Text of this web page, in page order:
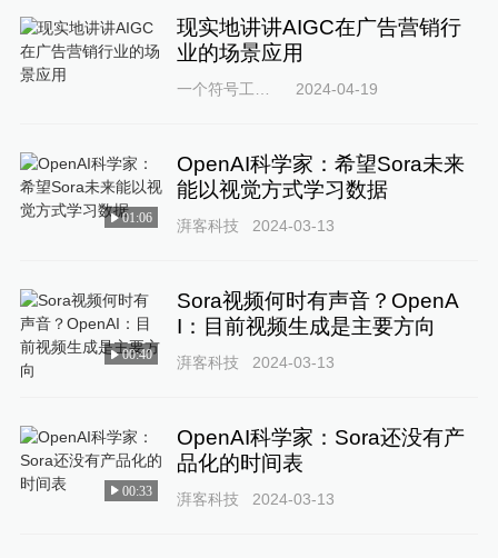
现实地讲讲AIGC在广告营销行
业的场景应用
一个符号工作室 2024-04-19
01:06
OpenAI科学家：希望Sora未来
能以视觉方式学习数据
湃客科技 2024-03-13
00:40
Sora视频何时有声音？OpenA
I：目前视频生成是主要方向
湃客科技 2024-03-13
00:33
OpenAI科学家：Sora还没有产
品化的时间表
湃客科技 2024-03-13